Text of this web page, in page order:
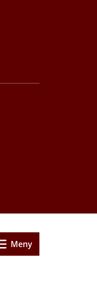
Meny